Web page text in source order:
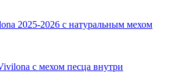
2025-2026 с натуральным мехом